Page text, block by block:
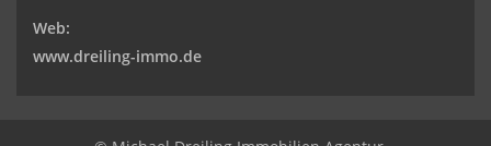
Web:
www.dreiling-immo.de